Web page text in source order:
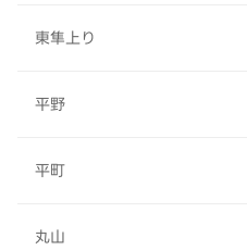
東隼上り
平野
平町
丸山